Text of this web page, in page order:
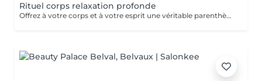
Rituel corps relaxation profonde
Offrez à votre corps et à votre esprit une véritable parenthèse hors du temps. Ce soin allie des manuvres enveloppantes et des pressions douces pour libérer les tensions et rééquilibrer les énergies. Chaque geste est pensé pour vous plonger dans un état de détente absolue. Laissez-vous emporter par cette bulle de sérénité où chaque instant est une invitation au lâcher-prise. Ressortez léger(e), apaisé(e) et profondément revitalisé(e)